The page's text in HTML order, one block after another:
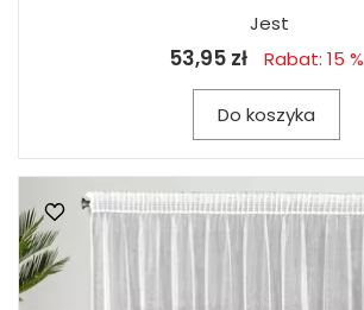
Jest
53,95 zł Rabat: 15 %
Do koszyka